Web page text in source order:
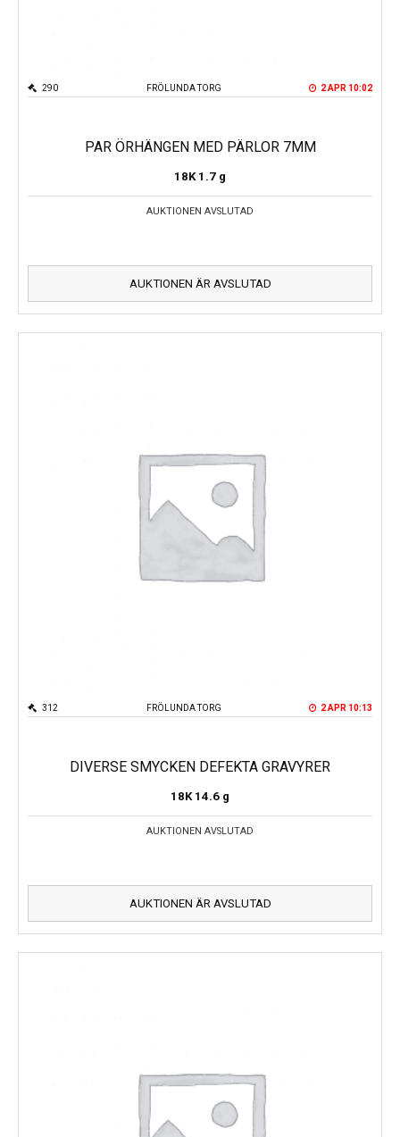
FRÖLUNDA TORG
290 2 APR 10:02
PAR ÖRHÄNGEN MED PÄRLOR 7MM
18K 1.7 g
AUKTIONEN AVSLUTAD
AUKTIONEN ÄR AVSLUTAD
FRÖLUNDA TORG
312 2 APR 10:13
DIVERSE SMYCKEN DEFEKTA GRAVYRER
18K 14.6 g
AUKTIONEN AVSLUTAD
AUKTIONEN ÄR AVSLUTAD